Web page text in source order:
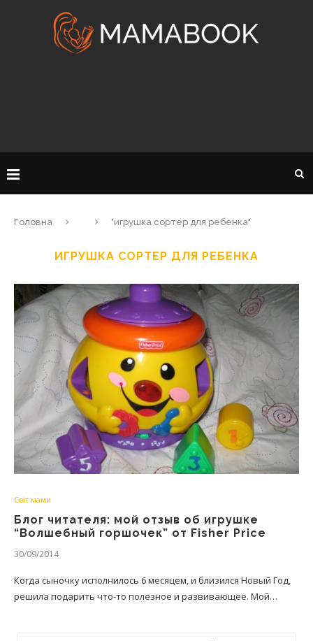
Головна "игрушка сортер для ребенка"
ИГРУШКА СОРТЕР ДЛЯ РЕБЕНКА
Світ мами
Блог читателя: мой отзыв об игрушке
“Волшебный горшочек” от Fisher Price
30/09/2014
Когда сыночку исполнилось 6 месяцем, и близился Новый Год,
решила подарить что-то полезное и развивающее. Мой…